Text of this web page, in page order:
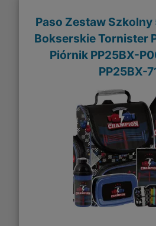
Paso Zestaw Szkolny
Bokserskie Tornister
Piórnik PP25BX-
PP25BX-